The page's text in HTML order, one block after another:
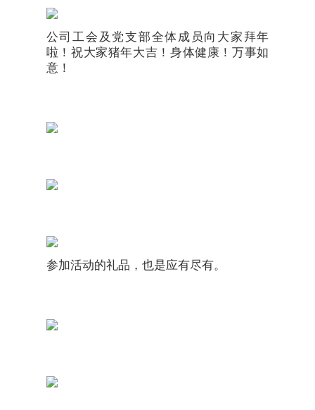
公司工会及党支部全体成员向大家拜年
啦！祝大家猪年大吉！身体健康！万事如
意！
参加活动的礼品，也是应有尽有。